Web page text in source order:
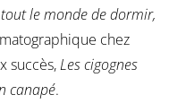
tout le monde de dormir,
chez
succès,Les cigognes
canapé.